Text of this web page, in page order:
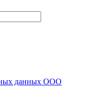
данных ООО